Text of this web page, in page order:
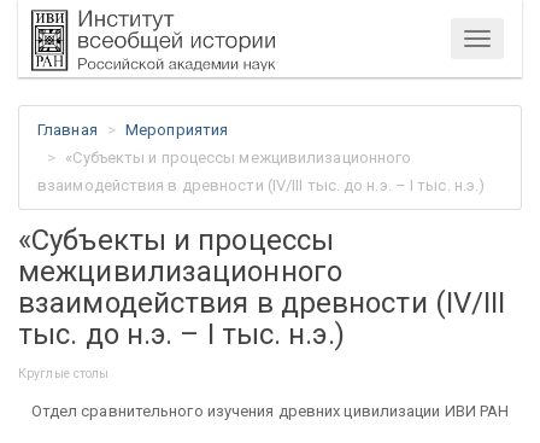
Меню
Главная
Мероприятия
«Субъекты и процессы межцивилизационного
взаимодействия в древности (IV/III тыс. до н.э. – I тыс. н.э.)
«Субъекты и процессы
межцивилизационного
взаимодействия в древности (IV/III
тыс. до н.э. – I тыс. н.э.)
Круглые столы
Отдел сравнительного изучения древних цивилизации ИВИ РАН